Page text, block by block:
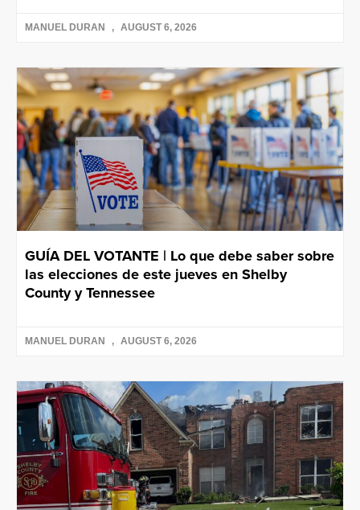
MANUEL DURAN AUGUST 6, 2026
GUÍA DEL VOTANTE | Lo que debe saber sobre
las elecciones de este jueves en Shelby
County y Tennessee
MANUEL DURAN AUGUST 6, 2026